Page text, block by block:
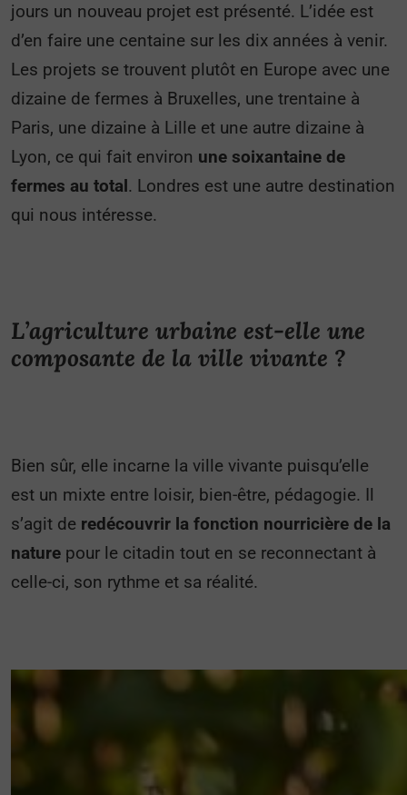
jours un nouveau projet est présenté. L’idée est
d’en faire une centaine sur les dix années à venir.
Les projets se trouvent plutôt en Europe avec une
dizaine de fermes à Bruxelles, une trentaine à
Paris, une dizaine à Lille et une autre dizaine à
Lyon, ce qui fait environ une soixantaine de
fermes au total. Londres est une autre destination
qui nous intéresse.
L’agriculture urbaine est-elle une
composante de la ville vivante ?
Bien sûr, elle incarne la ville vivante puisqu’elle
est un mixte entre loisir, bien-être, pédagogie. Il
s’agit de redécouvrir la fonction nourricière de la
nature pour le citadin tout en se reconnectant à
celle-ci, son rythme et sa réalité.